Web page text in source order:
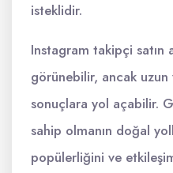
isteklidir.
Instagram takipçi satın
görünebilir, ancak
sonuçlara yol açabilir.
sahip olmanın doğal
popülerliğini ve